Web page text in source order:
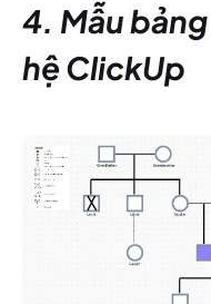
4. Mẫu
hệ ClickUp